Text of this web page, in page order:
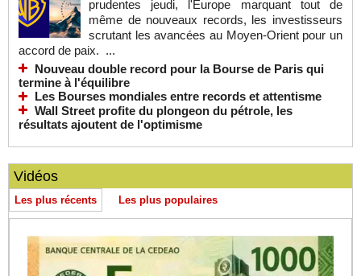
prudentes jeudi, l'Europe marquant tout de
même de nouveaux records, les investisseurs
scrutant les avancées au Moyen-Orient pour un
accord de paix. ...
Nouveau double record pour la Bourse de Paris qui
termine à l'équilibre
Les Bourses mondiales entre records et attentisme
Wall Street profite du plongeon du pétrole, les
résultats ajoutent de l'optimisme
Vidéos
Les plus récents Les plus populaires